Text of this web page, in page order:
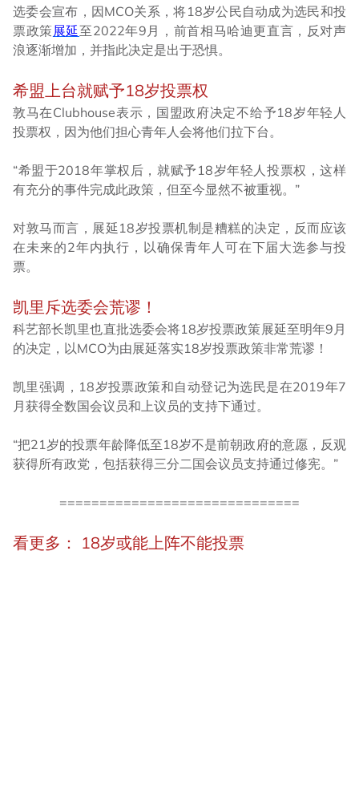
选委会宣布，因MCO关系，将18岁公民自动成为选民和投
票政策展延至2022年9月，前首相马哈迪更直言，反对声
浪逐渐增加，并指此决定是出于恐惧。
希盟上台就赋予18岁投票权
敦马在Clubhouse表示，国盟政府决定不给予18岁年轻人
投票权，因为他们担心青年人会将他们拉下台。
“希盟于2018年掌权后，就赋予18岁年轻人投票权，这样
有充分的事件完成此政策，但至今显然不被重视。”
对敦马而言，展延18岁投票机制是糟糕的决定，反而应该
在未来的2年内执行，以确保青年人可在下届大选参与投
票。
凯里斥选委会荒谬！
科艺部长凯里也直批选委会将18岁投票政策展延至明年9月
的决定，以MCO为由展延落实18岁投票政策非常荒谬！
凯里强调，18岁投票政策和自动登记为选民是在2019年7
月获得全数国会议员和上议员的支持下通过。
“把21岁的投票年龄降低至18岁不是前朝政府的意愿，反观
获得所有政党，包括获得三分二国会议员支持通过修宪。”
==============================
看更多： 18岁或能上阵不能投票